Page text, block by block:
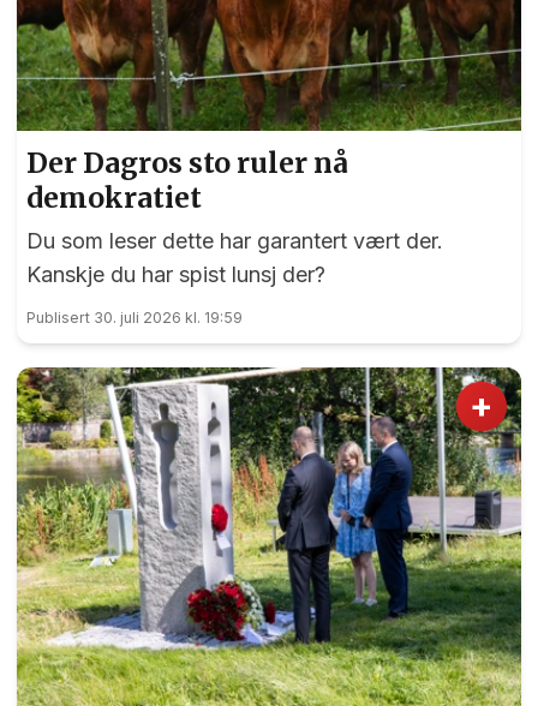
Der Dagros sto ruler nå
demokratiet
Du som leser dette har garantert vært der.
Kanskje du har spist lunsj der?
Publisert 30. juli 2026 kl. 19:59
+